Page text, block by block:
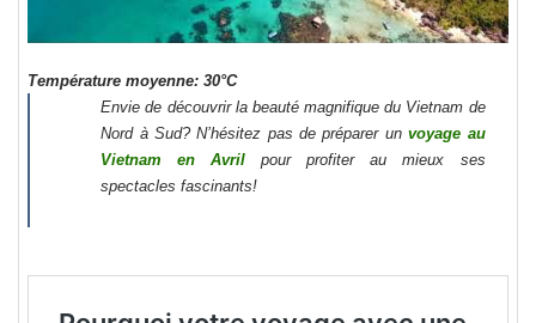
Température moyenne: 30°C
Envie de découvrir la beauté magnifique du Vietnam de
Nord à Sud? N’hésitez pas de préparer unvoyage au
Vietnam en Avril pour profiter au mieux ses
spectacles fascinants!